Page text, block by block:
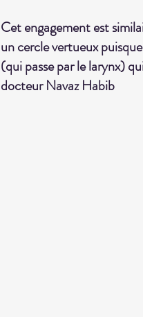
Cet engagement est
un cercle vertueux
(qui passe par le larynx)
docteur Navaz Habib